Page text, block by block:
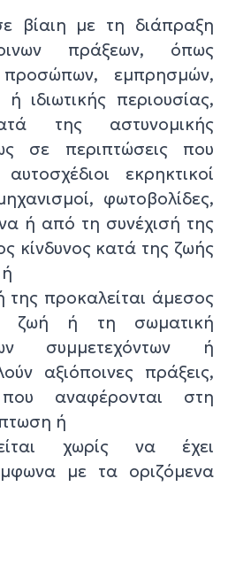
βίαιη με τη διάπραξη
πράξεων, όπως
εμπρησμών,
ιδιωτικής περιουσίας,
της αστυνομικής
σε περιπτώσεις που
εκρηκτικοί
φωτοβολίδες,
ή από τη συνέχισή της
κίνδυνος κατά της ζωής
της προκαλείται άμεσος
ζωή ή τη σωματική
συμμετεχόντων ή
αξιόποινες πράξεις,
αναφέρονται στη
ή
χωρίς να έχει
με τα οριζόμενα